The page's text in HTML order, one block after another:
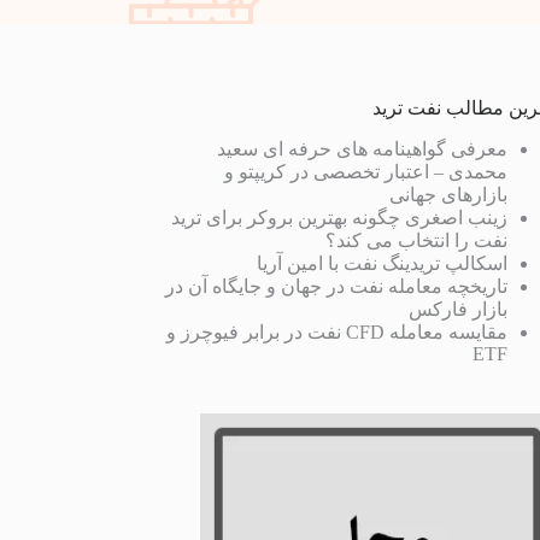
مطالب نفت ترید
معرفی گواهینامه های حرفه ای سعید
محمدی – اعتبار تخصصی در کریپتو و
بازارهای جهانی
زینب اصغری چگونه بهترین بروکر برای ترید
نفت را انتخاب می کند؟
اسکالپ تریدینگ نفت با امین آریا
تاریخچه معامله نفت در جهان و جایگاه آن در
بازار فارکس
مقایسه معامله CFD نفت در برابر فیوچرز و
ETF